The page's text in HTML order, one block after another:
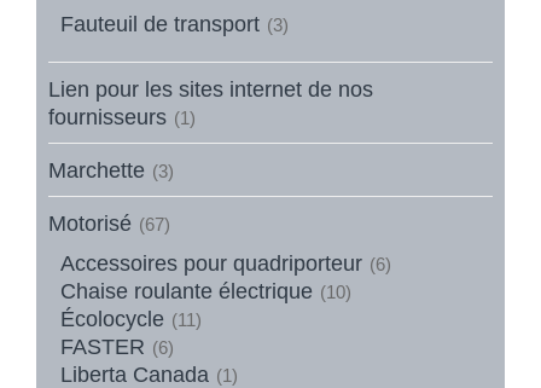
Fauteuil de transport (3)
Lien pour les sites internet de nos
fournisseurs (1)
Marchette (3)
Motorisé (67)
Accessoires pour quadriporteur (6)
Chaise roulante électrique (10)
Écolocycle (11)
FASTER (6)
Liberta Canada (1)